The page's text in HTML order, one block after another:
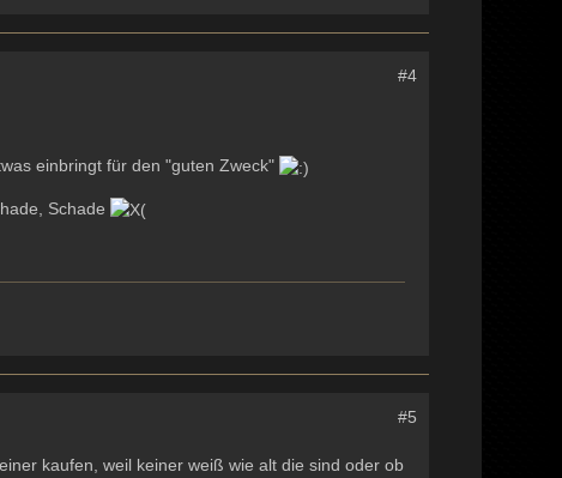
#4
einbringt für den "guten Zweck"
Schade
#5
kaufen, weil keiner weiß wie alt die sind oder ob